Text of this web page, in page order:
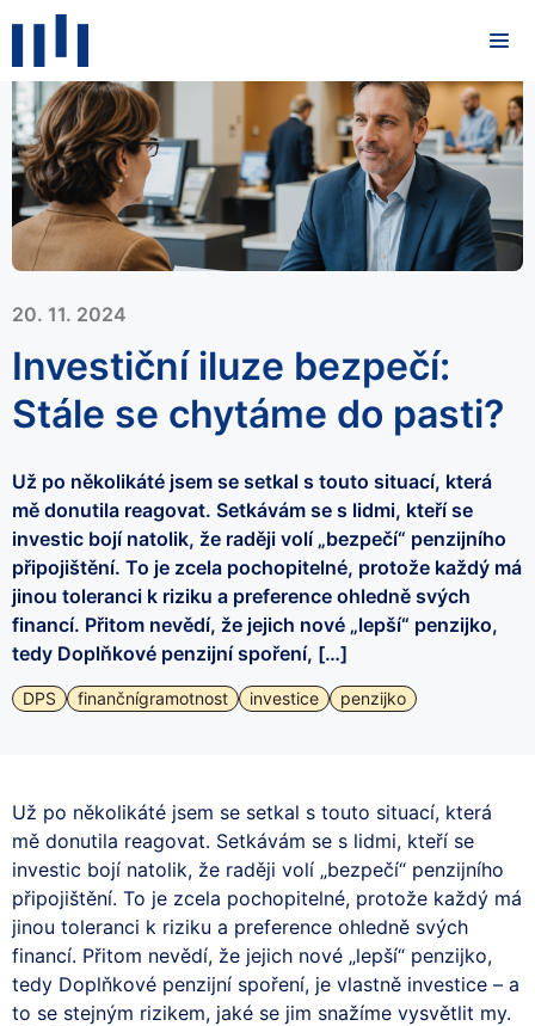
20. 11. 2024
Investiční iluze bezpečí:
Stále se chytáme do pasti?
Už po několikáté jsem se setkal s touto situací, která
mě donutila reagovat. Setkávám se s lidmi, kteří se
investic bojí natolik, že raději volí „bezpečí“ penzijního
připojištění. To je zcela pochopitelné, protože každý má
jinou toleranci k riziku a preference ohledně svých
financí. Přitom nevědí, že jejich nové „lepší“ penzijko,
tedy Doplňkové penzijní spoření, […]
DPS finančnígramotnost investice penzijko
Už po několikáté jsem se setkal s touto situací, která
mě donutila reagovat. Setkávám se s lidmi, kteří se
investic bojí natolik, že raději volí „bezpečí“ penzijního
připojištění. To je zcela pochopitelné, protože každý má
jinou toleranci k riziku a preference ohledně svých
financí. Přitom nevědí, že jejich nové „lepší“ penzijko,
tedy Doplňkové penzijní spoření, je vlastně investice – a
to se stejným rizikem, jaké se jim snažíme vysvětlit my.